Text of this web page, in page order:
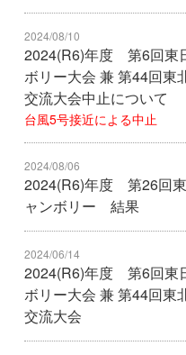
2024/08/10
2024(R6)年度 第6回東
ボリー大会 兼 第44回東
交流大会中止について
台風5号接近による中止
2024/08/06
2024(R6)年度 第26回
ャンボリー 結果
2024/06/14
2024(R6)年度 第6回東
ボリー大会 兼 第44回東
交流大会